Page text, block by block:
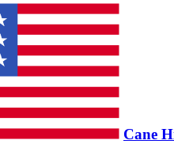
Cane